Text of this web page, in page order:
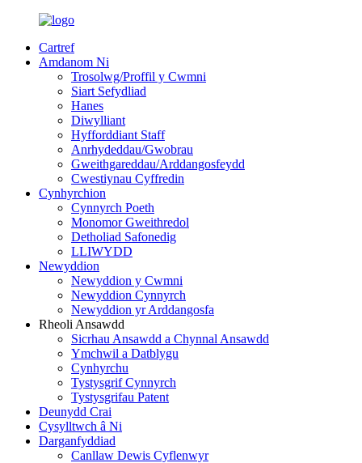
Cartref
Amdanom Ni
Trosolwg/Proffil y Cwmni
Siart Sefydliad
Hanes
Diwylliant
Hyfforddiant Staff
Anrhydeddau/Gwobrau
Gweithgareddau/Arddangosfeydd
Cwestiynau Cyffredin
Cynhyrchion
Cynnyrch Poeth
Monomor Gweithredol
Detholiad Safonedig
LLIWYDD
Newyddion
Newyddion y Cwmni
Newyddion Cynnyrch
Newyddion yr Arddangosfa
Rheoli Ansawdd
Sicrhau Ansawdd a Chynnal Ansawdd
Ymchwil a Datblygu
Cynhyrchu
Tystysgrif Cynnyrch
Tystysgrifau Patent
Deunydd Crai
Cysylltwch â Ni
Darganfyddiad
Canllaw Dewis Cyflenwyr